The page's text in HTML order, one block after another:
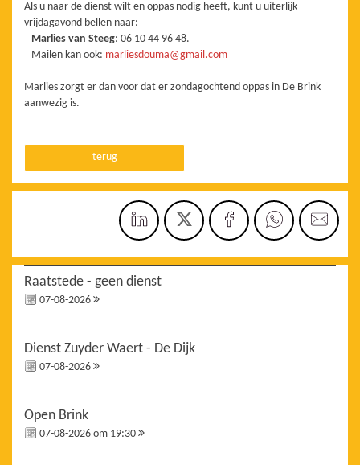
Als u naar de dienst wilt en oppas nodig heeft, kunt u uiterlijk
vrijdagavond bellen naar:
Marlies van Steeg: 06 10 44 96 48.
Mailen kan ook: marliesdouma@gmail.com
Marlies zorgt er dan voor dat er zondagochtend oppas in De Brink
aanwezig is.
terug
Raatstede - geen dienst
07-08-2026
Dienst Zuyder Waert - De Dijk
07-08-2026
Open Brink
07-08-2026 om 19:30